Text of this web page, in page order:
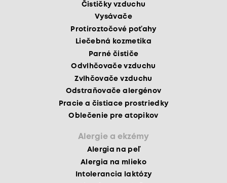
Čističky vzduchu
Vysávače
Protiroztočové poťahy
Liečebná kozmetika
Parné čističe
Odvlhčovače vzduchu
Zvlhčovače vzduchu
Odstraňovače alergénov
Pracie a čistiace prostriedky
Oblečenie pre atopikov
Alergie a ekzémy
Alergia na peľ
Alergia na mlieko
Intolerancia laktózy